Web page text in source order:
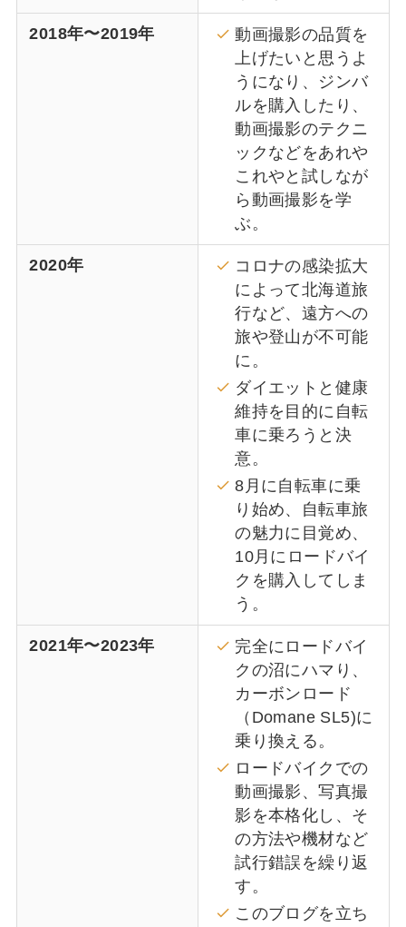
2018年〜2019年
動画撮影の品質を
上げたいと思うよ
うになり、ジンバ
ルを購入したり、
動画撮影のテクニ
ックなどをあれや
これやと試しなが
ら動画撮影を学
ぶ。
2020年
コロナの感染拡大
によって北海道旅
行など、遠方への
旅や登山が不可能
に。
ダイエットと健康
維持を目的に自転
車に乗ろうと決
意。
8月に自転車に乗
り始め、自転車旅
の魅力に目覚め、
10月にロードバイ
クを購入してしま
う。
2021年〜2023年
完全にロードバイ
クの沼にハマり、
カーボンロード
（Domane SL5)に
乗り換える。
ロードバイクでの
動画撮影、写真撮
影を本格化し、そ
の方法や機材など
試行錯誤を繰り返
す。
このブログを立ち